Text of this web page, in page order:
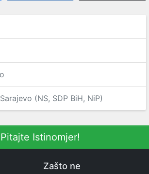
(NS, SDP BiH, NiP)
Pitajte Istinomjer!
Zašto ne